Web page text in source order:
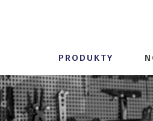
PRODUKTY